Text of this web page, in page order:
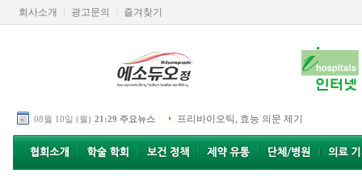
회사소개 광고문의 즐겨찾기
08월 10일 (월) 21:29 주요뉴스 프리바이오틱, 효능 의문 제기